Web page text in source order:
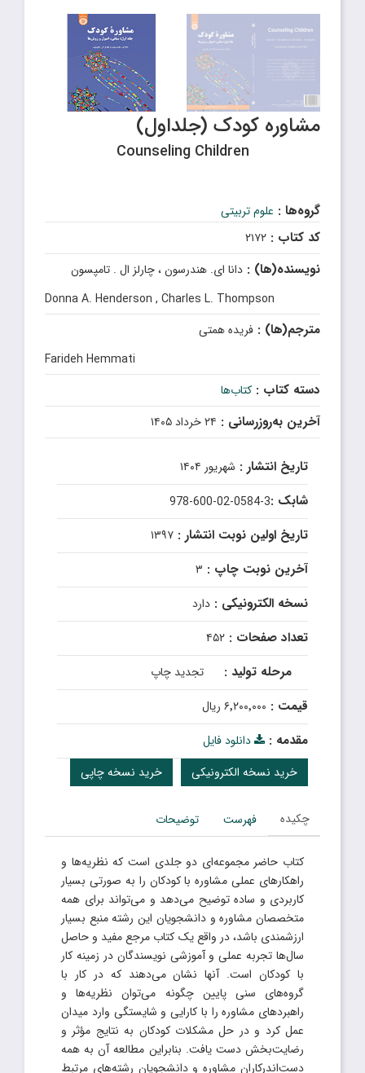
مشاوره کودک (جلداول)
Counseling Children
گروه‌ها : علوم تربیتی
کد کتاب : ۲۱۷۲
نویسنده(ها) : دانا ای. هندرسون ، چارلز ال . تامپسون
Donna A. Henderson , Charles L. Thompson
مترجم(ها) : فریده همتی
Farideh Hemmati
دسته کتاب : کتاب‌ها
آخرین به‌روزرسانی : ۲۴ خرداد ۱۴۰۵
تاریخ انتشار : شهریور ۱۴۰۴
شابک :978-600-02-0584-3
تاریخ اولین نوبت انتشار : ۱۳۹۷
آخرین نوبت چاپ : ۳
نسخه الکترونیکی : دارد
تعداد صفحات : ۴۵۲
مرحله تولید : تجدید چاپ
قیمت : ۶٬۲۰۰٬۰۰۰ ریال
مقدمه :
دانلود فایل
خرید نسخه چاپی
خرید نسخه الکترونیکی
چکیده فهرست توضیحات
کتاب حاضر مجموعه‌ای دو جلدی است که نظریه‌ها و
راهکارهای عملی مشاوره با کودکان را به صورتی بسیار
کاربردی و ساده توضیح می‌دهد و می‌تواند برای همه
متخصصان مشاوره و دانشجویان این رشته منبع بسیار
ارزشمندی باشد، در واقع یک کتاب مرجع مفید و حاصل
سال‌ها تجربه عملی و آموزشی نویسندگان در زمینه کار
با کودکان است. آنها نشان می‌دهند که در کار با
گروه‌های سنی پایین چگونه می‌توان نظریه‌ها و
راهبردهای مشاوره را با کارایی و شایستگی وارد میدان
عمل کرد و در حل مشکلات کودکان به نتایج مؤثر و
رضایت‌بخش دست یافت. بنابراین مطالعه آن به همه
دست‌اندرکاران مشاوره و دانشجویان رشته‌های مرتبط